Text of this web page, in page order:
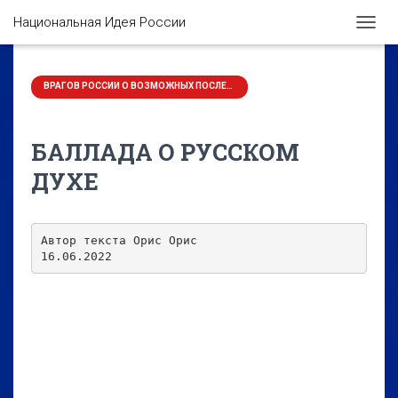
Национальная Идея России
Н
И
БАЛЛАДА О РУССКОМ
ДУХЕ
Автор текста Орис Орис
16.06.2022
ВРАГОВ РОССИИ О ВОЗМОЖНЫХ ПОСЛЕДСТВИЯХ ПРЕДУПРЕЖДАЮЩИЕ